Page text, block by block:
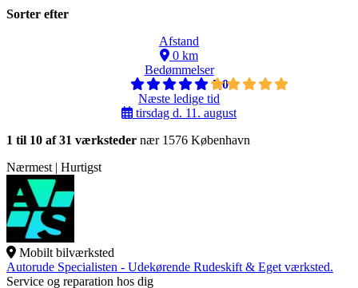
Sorter efter
Afstand
0 km
Bedømmelser
5,0
Næste ledige tid
tirsdag d. 11. august
1 til 10 af 31 værksteder nær 1576 København
Nærmest | Hurtigst
Mobilt bilværksted
Autorude Specialisten - Udekørende Rudeskift & Eget værksted.
Service og reparation hos dig